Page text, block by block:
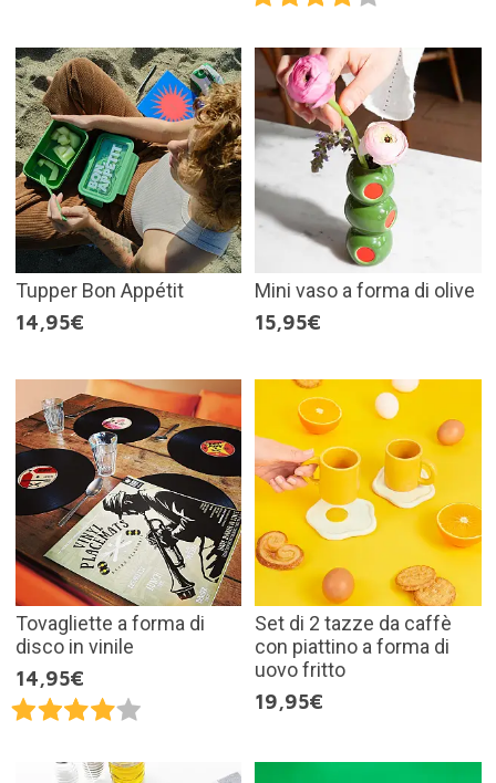
Tupper Bon Appétit
14,95€
Mini vaso a forma di olive
15,95€
Tovagliette a forma di
disco in vinile
14,95€
Set di 2 tazze da caffè
con piattino a forma di
uovo fritto
19,95€